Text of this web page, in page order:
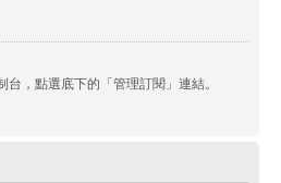
，點選底下的「管理訂閱」連結。